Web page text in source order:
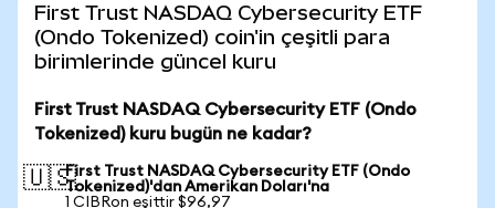
First Trust NASDAQ Cybersecurity ETF
(Ondo Tokenized) coin'in çeşitli para
birimlerinde güncel kuru
First Trust NASDAQ Cybersecurity ETF (Ondo
Tokenized) kuru bugün ne kadar?
🇺🇸First Trust NASDAQ Cybersecurity ETF (Ondo
Tokenized)'dan Amerikan Doları'na
1 CIBRon eşittir $96,97